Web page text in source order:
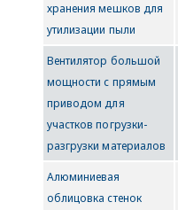
хранения мешков для
утилизации пыли
Вентилятор большой
мощности с прямым
приводом для
участков погрузки-
разгрузки материалов
Алюминиевая
облицовка стенок